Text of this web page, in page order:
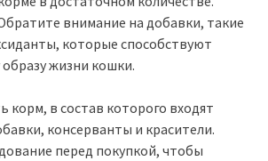
внимание на добавки, такие
которые способствуют
жизни кошки.
корм, в состав которого входят
консерванты и красители.
перед покупкой, чтобы